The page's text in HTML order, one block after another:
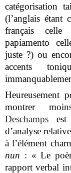
catégorisation
(l’anglais étant
français
papiamento
juste ?) ou
accents
Heureusement
montrer
Deschamps est
d’analyse
à l’élément
nun : « Le
rapport verbal